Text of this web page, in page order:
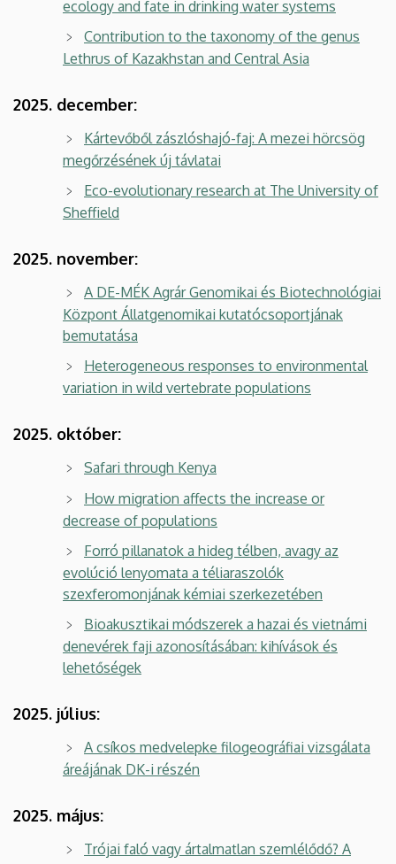
ecology and fate in drinking water systems
Contribution to the taxonomy of the genus
Lethrus of Kazakhstan and Central Asia
2025. december:
Kártevőből zászlóshajó-faj: A mezei hörcsög
megőrzésének új távlatai
Eco-evolutionary research at The University of
Sheffield
2025. november:
A DE-MÉK Agrár Genomikai és Biotechnológiai
Központ Állatgenomikai kutatócsoportjának
bemutatása
Heterogeneous responses to environmental
variation in wild vertebrate populations
2025. október:
Safari through Kenya
How migration affects the increase or
decrease of populations
Forró pillanatok a hideg télben, avagy az
evolúció lenyomata a téliaraszolók
szexferomonjának kémiai szerkezetében
Bioakusztikai módszerek a hazai és vietnámi
denevérek faji azonosításában: kihívások és
lehetőségek
2025. július:
A csíkos medvelepke filogeográfiai vizsgálata
áreájának DK-i részén
2025. május:
Trójai faló vagy ártalmatlan szemlélődő? A